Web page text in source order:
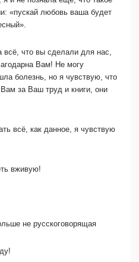
«пускай любовь ваша будет
всё, что вы сделали для нас,
Вам! Не могу
болезнь, но я чувствую, что
за Ваш труд и книги, они
всё, как данное, я чувствую
вживую!
не русскоговорящая